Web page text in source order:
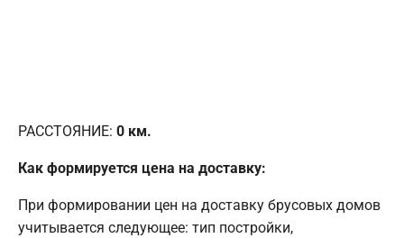
РАССТОЯНИЕ: 0 км.
Как формируется цена на доставку:
При формировании цен на доставку брусовых домов
учитывается следующее: тип постройки,